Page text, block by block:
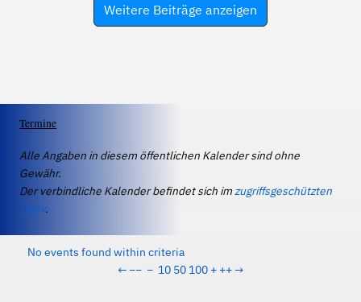
Weitere Beiträge anzeigen
Termine
Alle Angaben in diesem öffentlichen Kalender sind ohne
Gewähr.
Der verbindliche Kalender befindet sich imzugriffsgeschützten
IServ.
No events found within criteria
← −− − 10 50 100 + ++→